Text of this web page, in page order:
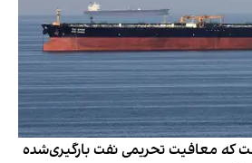
که معافیت تحریمی نفت بارگیری‌شده